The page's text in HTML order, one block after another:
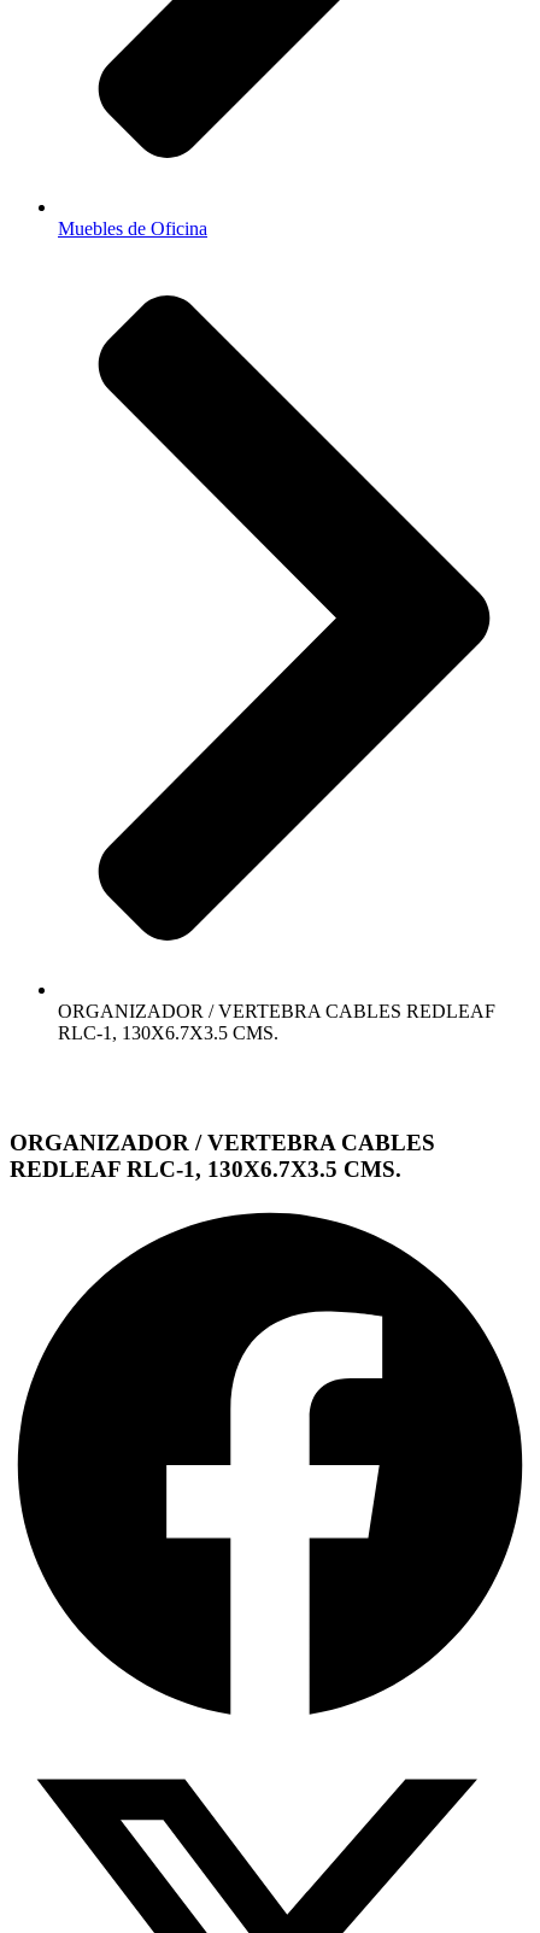
Muebles de Oficina
ORGANIZADOR / VERTEBRA CABLES REDLEAF
RLC-1, 130X6.7X3.5 CMS.
ORGANIZADOR / VERTEBRA CABLES
REDLEAF RLC-1, 130X6.7X3.5 CMS.